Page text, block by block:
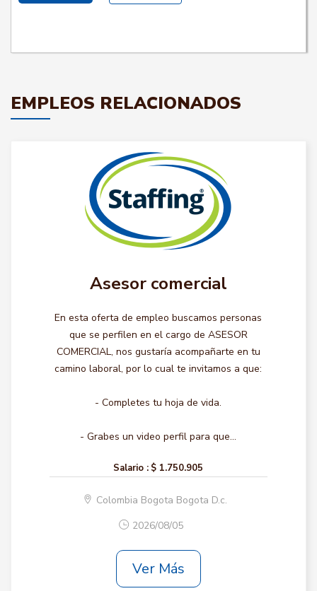
EMPLEOS RELACIONADOS
Asesor comercial
En esta oferta de empleo buscamos personas
que se perfilen en el cargo de ASESOR
COMERCIAL, nos gustaría acompañarte en tu
camino laboral, por lo cual te invitamos a que:
- Completes tu hoja de vida.
- Grabes un video perfil para que...
Salario : $ 1.750.905
Colombia Bogota Bogota D.c.
2026/08/05
Ver Más